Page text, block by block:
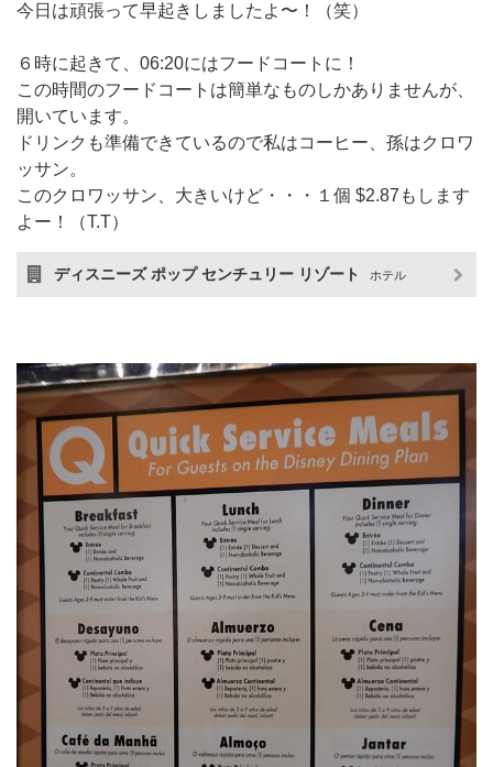
今日は頑張って早起きしましたよ〜！（笑）
６時に起きて、06:20にはフードコートに！
この時間のフードコートは簡単なものしかありませんが、
開いています。
ドリンクも準備できているので私はコーヒー、孫はクロワ
ッサン。
このクロワッサン、大きいけど・・・１個 $2.87もします
よー！（T.T）
ディスニーズ ポップ センチュリー リゾート ホテル